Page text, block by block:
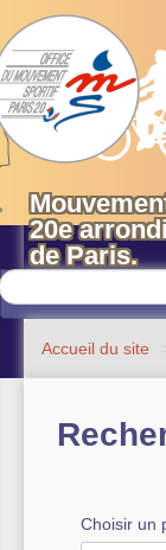
20e
de Paris.
Equipements
OMS 20
Actualités
Accueil du site
Choisir un